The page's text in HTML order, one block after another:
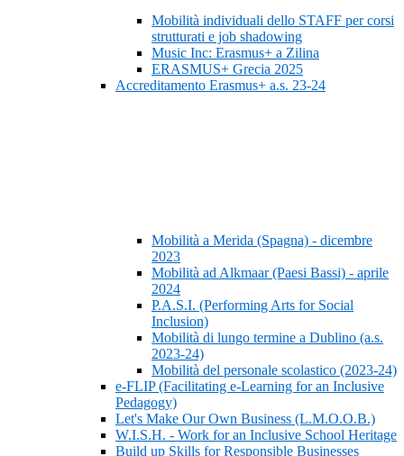
Mobilità individuali dello STAFF per corsi
strutturati e job shadowing
Music Inc: Erasmus+ a Zilina
ERASMUS+ Grecia 2025
Accreditamento Erasmus+ a.s. 23-24
Mobilità a Merida (Spagna) - dicembre
2023
Mobilità ad Alkmaar (Paesi Bassi) - aprile
2024
P.A.S.I. (Performing Arts for Social
Inclusion)
Mobilità di lungo termine a Dublino (a.s.
2023-24)
Mobilità del personale scolastico (2023-24)
e-FLIP (Facilitating e-Learning for an Inclusive
Pedagogy)
Let's Make Our Own Business (L.M.O.O.B.)
W.I.S.H. - Work for an Inclusive School Heritage
Build up Skills for Responsible Businesses